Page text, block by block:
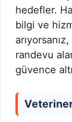
hedefler.
bilgi ve
randevu
güvence